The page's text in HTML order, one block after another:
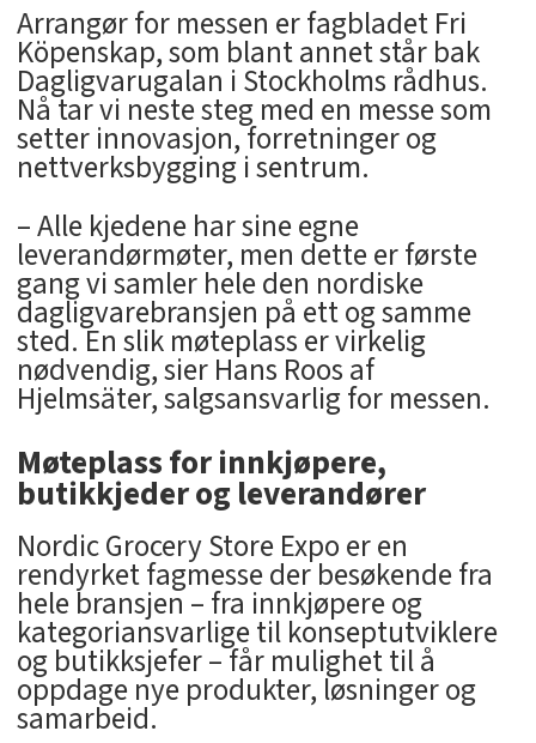
Arrangør for messen er fagbladet Fri
Köpenskap, som blant annet står bak
Dagligvarugalan i Stockholms rådhus.
Nå tar vi neste steg med en messe som
setter innovasjon, forretninger og
nettverksbygging i sentrum.
– Alle kjedene har sine egne
leverandørmøter, men dette er første
gang vi samler hele den nordiske
dagligvarebransjen på ett og samme
sted. En slik møteplass er virkelig
nødvendig, sier Hans Roos af
Hjelmsäter, salgsansvarlig for messen.
Møteplass for innkjøpere,
butikkjeder og leverandører
Nordic Grocery Store Expo er en
rendyrket fagmesse der besøkende fra
hele bransjen – fra innkjøpere og
kategoriansvarlige til konseptutviklere
og butikksjefer – får mulighet til å
oppdage nye produkter, løsninger og
samarbeid.